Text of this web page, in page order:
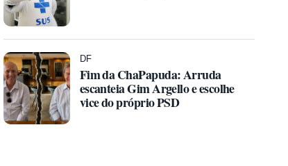
DF
Fim da ChaPapuda: Arruda
escanteia Gim Argello e escolhe
vice do próprio PSD